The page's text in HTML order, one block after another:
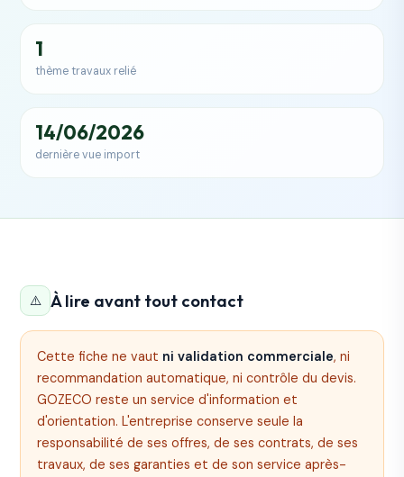
1
thème travaux relié
14/06/2026
dernière vue import
⚠️ À lire avant tout contact
Cette fiche ne vaut ni validation commerciale, ni
recommandation automatique, ni contrôle du devis.
GOZECO reste un service d'information et
d'orientation. L'entreprise conserve seule la
responsabilité de ses offres, de ses contrats, de ses
travaux, de ses garanties et de son service après-